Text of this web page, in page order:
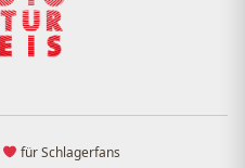
für Schlagerfans